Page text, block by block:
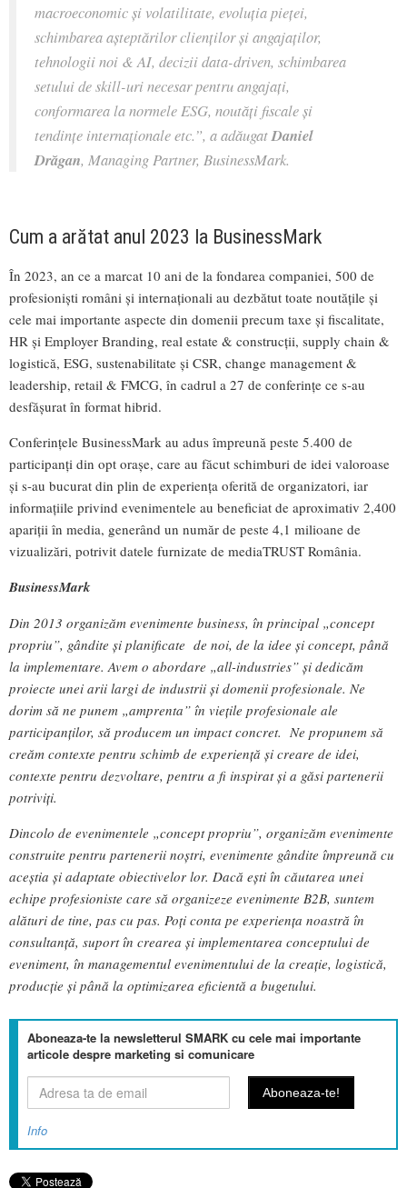
macroeconomic și volatilitate, evoluția pieței,
schimbarea așteptărilor clienților și angajaților,
tehnologii noi & AI, decizii data-driven, schimbarea
setului de skill-uri necesar pentru angajați,
conformarea la normele ESG, noutăți fiscale și
tendințe internaționale etc.”, a adăugatDaniel
Drăgan, Managing Partner, BusinessMark.
Cum a arătat anul 2023 la BusinessMark
În 2023, an ce a marcat 10 ani de la fondarea companiei, 500 de
profesioniști români și internaționali au dezbătut toate noutățile și
cele mai importante aspecte din domenii precum taxe și fiscalitate,
HR și Employer Branding, real estate & construcții, supply chain &
logistică, ESG, sustenabilitate și CSR, change management &
leadership, retail & FMCG, în cadrul a 27 de conferințe ce s-au
desfășurat în format hibrid.
Conferințele BusinessMark au adus împreună peste 5.400 de
participanți din opt orașe, care au făcut schimburi de idei valoroase
și s-au bucurat din plin de experiența oferită de organizatori, iar
informațiile privind evenimentele au beneficiat de aproximativ 2,400
apariții în media, generând un număr de peste 4,1 milioane de
vizualizări, potrivit datele furnizate de mediaTRUST România.
BusinessMark
Din 2013 organizăm evenimente business, în principal „concept
propriu”, gândite și planificate de noi, de la idee și concept, până
la implementare. Avem o abordare „all-industries” și dedicăm
proiecte unei arii largi de industrii și domenii profesionale. Ne
dorim să ne punem „amprenta” în viețile profesionale ale
participanților, să producem un impact concret. Ne propunem să
creăm contexte pentru schimb de experiență și creare de idei,
contexte pentru dezvoltare, pentru a fi inspirat și a găsi partenerii
potriviți.
Dincolo de evenimentele „concept propriu”, organizăm evenimente
construite pentru partenerii noștri, evenimente gândite împreună cu
aceștia și adaptate obiectivelor lor. Dacă ești în căutarea unei
echipe profesioniste care să organizeze evenimente B2B, suntem
alături de tine, pas cu pas. Poți conta pe experiența noastră în
consultanță, suport în crearea și implementarea conceptului de
eveniment, în managementul evenimentului de la creație, logistică,
producție și până la optimizarea eficientă a bugetului.
Aboneaza-te la newsletterul SMARK cu cele mai importante
articole despre marketing si comunicare
Info